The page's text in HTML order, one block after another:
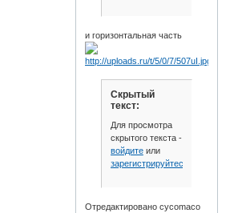
и горизонтальная часть
Скрытый
текст:
Для просмотра
скрытого текста -
войдитеили
зарегистрируйтесь
Отредактировано cycomaco